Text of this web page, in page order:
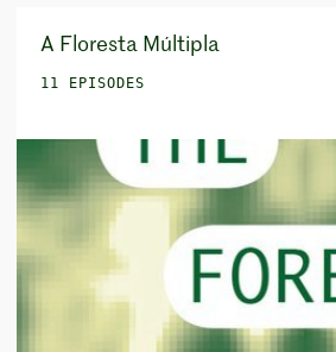
A Floresta Múltipla
11 EPISODES